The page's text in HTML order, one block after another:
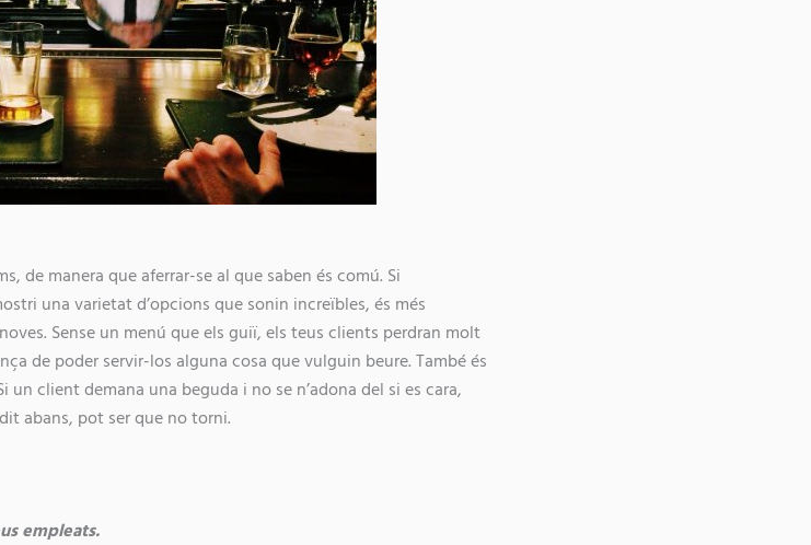
de manera que aferrar-se al que saben és comú. Si
una varietat d’opcions que sonin increïbles, és més
Sense un menú que els guiï, els teus clients perdran molt
de poder servir-los alguna cosa que vulguin beure. També és
client demana una beguda i no se n’adona del si es cara,
abans, pot ser que no torni.
empleats.